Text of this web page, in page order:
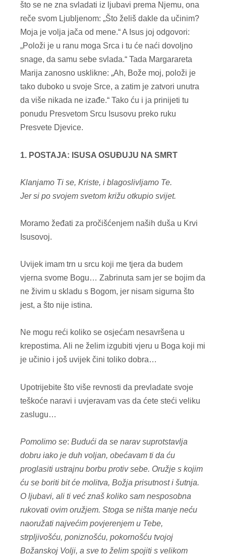
što se ne zna svladati iz ljubavi prema Njemu, ona
reče svom Ljubljenom: „Što želiš dakle da učinim?
Moja je volja jača od mene.“ A Isus joj odgovori:
„Položi je u ranu moga Srca i tu će naći dovoljno
snage, da samu sebe svlada.“ Tada Margarareta
Marija zanosno usklikne: „Ah, Bože moj, položi je
tako duboko u svoje Srce, a zatim je zatvori unutra
da više nikada ne izađe.“ Tako ću i ja prinijeti tu
ponudu Presvetom Srcu Isusovu preko ruku
Presvete Djevice.
1. POSTAJA: ISUSA OSUĐUJU NA SMRT
Klanjamo Ti se, Kriste, i blagoslivljamo Te.
Jer si po svojem svetom križu otkupio svijet.
Moramo žeđati za pročišćenjem naših duša u Krvi
Isusovoj.
Uvijek imam trn u srcu koji me tjera da budem
vjerna svome Bogu… Zabrinuta sam jer se bojim da
ne živim u skladu s Bogom, jer nisam sigurna što
jest, a što nije istina.
Ne mogu reći koliko se osjećam nesavršena u
krepostima. Ali ne želim izgubiti vjeru u Boga koji mi
je učinio i još uvijek čini toliko dobra…
Upotrijebite što više revnosti da prevladate svoje
teškoće naravi i uvjeravam vas da ćete steći veliku
zaslugu…
Pomolimo se: Budući da se narav suprotstavlja
dobru iako je duh voljan, obećavam ti da ću
proglasiti ustrajnu borbu protiv sebe. Oružje s kojim
ću se boriti bit će molitva, Božja prisutnost i šutnja.
O ljubavi, ali ti već znaš koliko sam nesposobna
rukovati ovim oružjem. Stoga se ništa manje neću
naoružati najvećim povjerenjem u Tebe,
strpljivošću, poniznošću, pokornošću tvojoj
Božanskoj Volji, a sve to želim spojiti s velikom